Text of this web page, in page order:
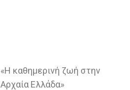
«Η καθημερινή ζωή στην
Αρχαία Ελλάδα»